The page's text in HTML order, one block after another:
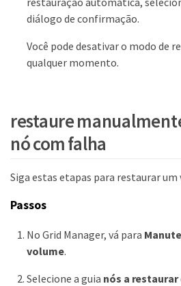
diálogo de confirmação.
Você pode desativar o modo de
qualquer momento.
restaure
nó com falha
Siga estas etapas para restaurar
Passos
No Grid Manager, vá para
volume.
Selecione a guia nós a restaurar